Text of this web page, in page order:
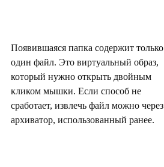
Появившаяся папка содержит только
один файл. Это виртуальный образ,
который нужно открыть двойным
кликом мышки. Если способ не
сработает, извлечь файл можно через
архиватор, использованный ранее.